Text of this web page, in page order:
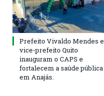
Prefeito Vivaldo Mendes e
vice-prefeito Quito
inauguram o CAPS e
fortalecem a saúde pública
em Anajás.